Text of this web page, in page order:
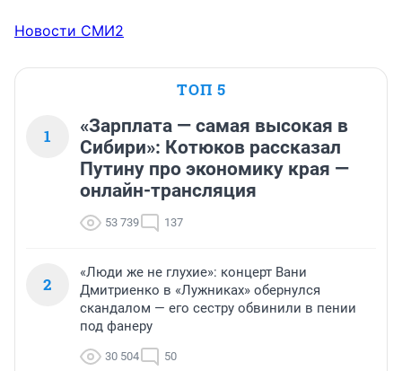
Новости СМИ2
ТОП 5
1
«Зарплата — самая высокая в
Сибири»: Котюков рассказал
Путину про экономику края —
онлайн-трансляция
53 739 137
2
«Люди же не глухие»: концерт Вани
Дмитриенко в «Лужниках» обернулся
скандалом — его сестру обвинили в пении
под фанеру
30 504 50